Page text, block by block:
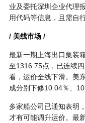
业及委托深圳企业代理
用代码等信息，且需自
/ 美线市场/
最新一期上海出口集装
至1316.75点，已连续
看，运价全线下滑。美
成分别下修10.04％、
多家船公司已通知表明
才有可能调升运价。最